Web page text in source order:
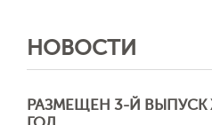
НОВОСТИ
РАЗМЕЩЕН 3-Й ВЫПУСК